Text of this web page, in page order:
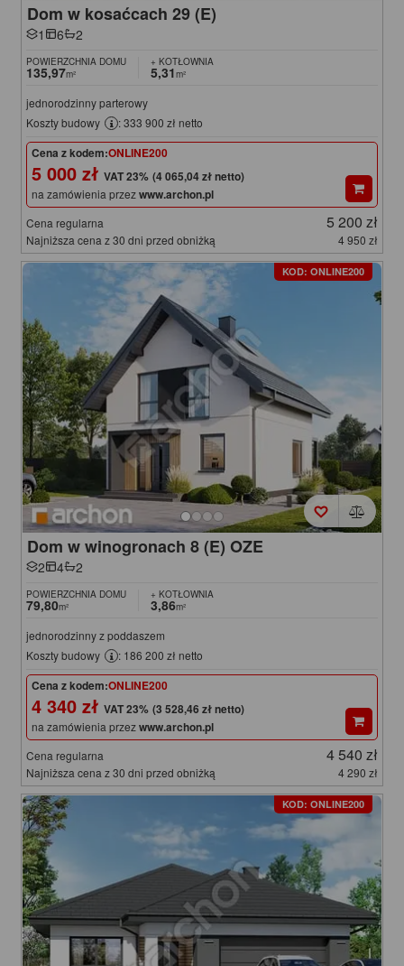
Dom w kosaćcach 29 (E)
1 6 2
POWIERZCHNIA DOMU
135,97m²
+ KOTŁOWNIA
5,31m²
jednorodzinny parterowy
Koszty budowy
: 333 900 zł netto
Cena z kodem:ONLINE200
5 000 zł (4 065,04 zł netto)
na zamówienia przezwww.archon.pl
Cena regularna 5 200 zł
Najniższa cena z 30 dni przed obniżką 4 950 zł
KOD: ONLINE200
Dom w winogronach 8 (E) OZE
2 4 2
POWIERZCHNIA DOMU
79,80m²
+ KOTŁOWNIA
3,86m²
jednorodzinny z poddaszem
Koszty budowy
: 186 200 zł netto
Cena z kodem:ONLINE200
4 340 zł (3 528,46 zł netto)
na zamówienia przezwww.archon.pl
Cena regularna 4 540 zł
Najniższa cena z 30 dni przed obniżką 4 290 zł
KOD: ONLINE200